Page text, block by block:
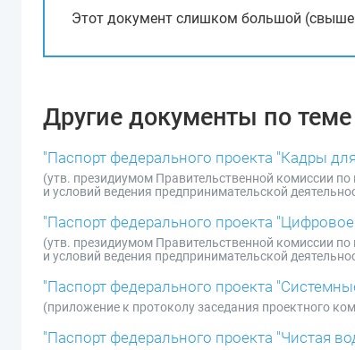
Этот документ слишком большой
Другие документы по теме
"Паспорт федерального проекта "Кадры
(утв. президиумом Правительственной комиссии
и условий ведения предпринимательской
"Паспорт федерального проекта
(утв. президиумом Правительственной комиссии
и условий ведения предпринимательской
"Паспорт федерального проекта
(приложение к протоколу заседания проектного
"Паспорт федерального проекта "Чистая